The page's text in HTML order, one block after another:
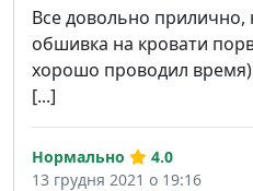
Все довольно прилично,
обшивка на кровати
хорошо проводил
[...]
Нормально
4.0
13 грудня 2021 о 19:16